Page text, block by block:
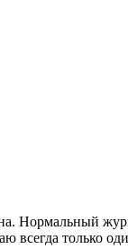
Нормальный
всегда только